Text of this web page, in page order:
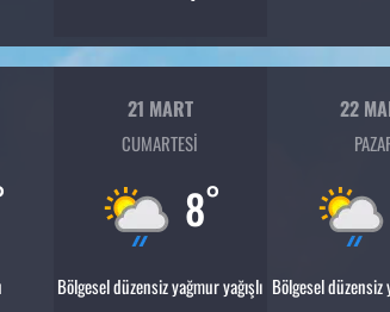
21 MART
CUMARTESI
8°
Bölgesel düzensiz yağmur yağışlı
22
Bölgesel düzensiz